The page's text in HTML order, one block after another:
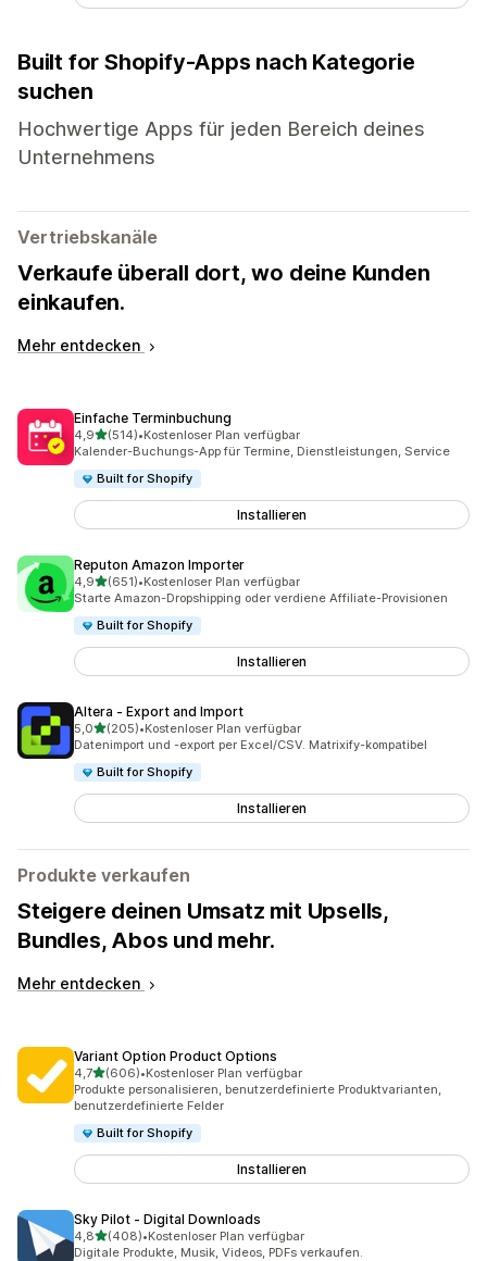
Built for Shopify-Apps nach Kategorie
suchen
Hochwertige Apps für jeden Bereich deines
Unternehmens
Vertriebskanäle
Verkaufe überall dort, wo deine Kunden
einkaufen.
Mehr entdecken
Einfache Terminbuchung
4,9von 5 Sternen
(514)
514 Rezensionen insgesamt
•Kostenloser Plan verfügbar
Kalender-Buchungs-App für Termine, Dienstleistungen, Service
Built for Shopify
Installieren
Reputon Amazon Importer
4,9von 5 Sternen
(651)
651 Rezensionen insgesamt
•Kostenloser Plan verfügbar
Starte Amazon-Dropshipping oder verdiene Affiliate-Provisionen
Built for Shopify
Installieren
Altera ‑ Export and Import
5,0von 5 Sternen
(205)
205 Rezensionen insgesamt
•Kostenloser Plan verfügbar
Datenimport und -export per Excel/CSV. Matrixify-kompatibel
Built for Shopify
Installieren
Produkte verkaufen
Steigere deinen Umsatz mit Upsells,
Bundles, Abos und mehr.
Mehr entdecken
Variant Option Product Options
4,7von 5 Sternen
(606)
606 Rezensionen insgesamt
•Kostenloser Plan verfügbar
Produkte personalisieren, benutzerdefinierte Produktvarianten,
benutzerdefinierte Felder
Built for Shopify
Installieren
Sky Pilot ‑ Digital Downloads
4,8von 5 Sternen
(408)
408 Rezensionen insgesamt
•Kostenloser Plan verfügbar
Digitale Produkte, Musik, Videos, PDFs verkaufen.